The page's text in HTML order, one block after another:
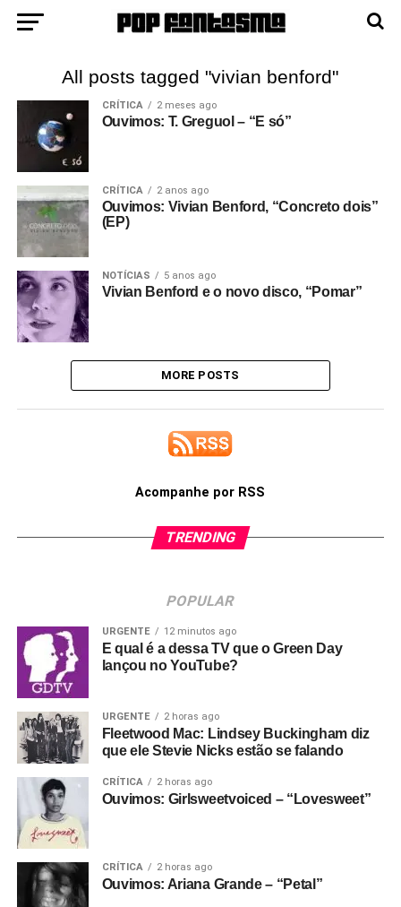
All posts tagged "vivian benford"
CRÍTICA 2 meses ago
Ouvimos: T. Greguol – “E só”
CRÍTICA 2 anos ago
Ouvimos: Vivian Benford, “Concreto dois”
(EP)
NOTÍCIAS 5 anos ago
Vivian Benford e o novo disco, “Pomar”
MORE POSTS
Acompanhe por RSS
TRENDING
POPULAR
URGENTE 12 minutos ago
E qual é a dessa TV que o Green Day
lançou no YouTube?
URGENTE 2 horas ago
Fleetwood Mac: Lindsey Buckingham diz
que ele Stevie Nicks estão se falando
CRÍTICA 2 horas ago
Ouvimos: Girlsweetvoiced – “Lovesweet”
CRÍTICA 2 horas ago
Ouvimos: Ariana Grande – “Petal”